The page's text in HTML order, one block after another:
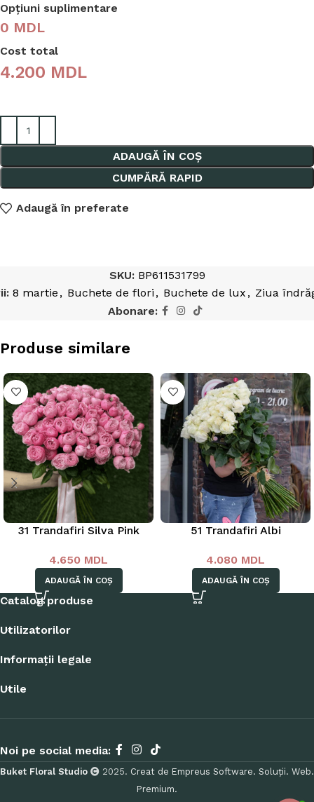
Opțiuni suplimentare
0 MDL
Cost total
4.200 MDL
ADAUGĂ ÎN COȘ
CUMPĂRĂ RAPID
Adaugă în preferate
SKU: BP611531799
8 martie , Buchete de flori , Buchete de lux , Ziua
Abonare:
Produse similare
31 Trandafiri Silva Pink
4.650 MDL
ADAUGĂ ÎN COȘ
51 Trandafiri Albi
4.080 MDL
ADAUGĂ ÎN COȘ
Catalog produse
Utilizatorilor
Informații legale
Utile
Noi pe social media:
Buket Floral Studio 2025. Creat de Empreus Software. Soluții. Web.
Premium.